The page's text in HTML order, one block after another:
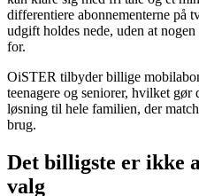
differentiere abonnementerne på
udgift holdes nede, uden at
for.
OiSTER tilbyder billige
teenagere og seniorer, hvilket gør
løsning til hele familien, der
brug.
Det billigste er ikke
valg